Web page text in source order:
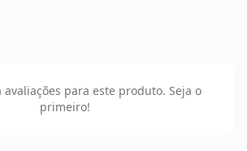
avaliações para este produto. Seja o
primeiro!